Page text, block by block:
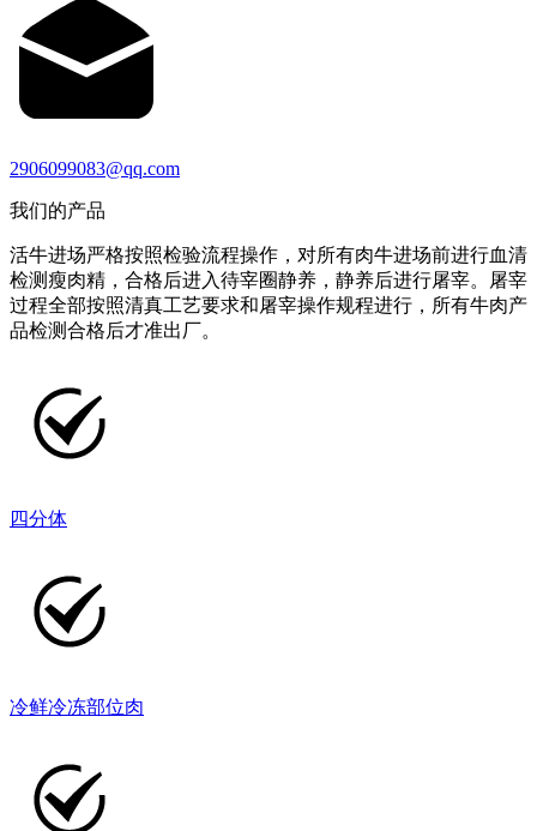
2906099083@qq.com
我们的产品
活牛进场严格按照检验流程操作，对所有肉牛进场前进行血清
检测瘦肉精，合格后进入待宰圈静养，静养后进行屠宰。屠宰
过程全部按照清真工艺要求和屠宰操作规程进行，所有牛肉产
品检测合格后才准出厂。
四分体
冷鲜冷冻部位肉